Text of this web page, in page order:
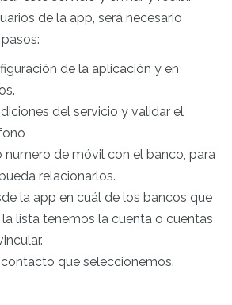
de la app, será necesario
de la aplicación y en
del servicio y validar el
numero de móvil con el banco, para
relacionarlos.
la app en cuál de los bancos que
lista tenemos la cuenta o cuentas
que seleccionemos.